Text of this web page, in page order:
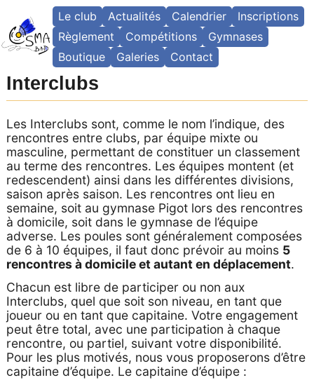
content
Le club Actualités Calendrier
Inscriptions
Règlement
Compétitions
Gymnases
Boutique
Galeries Contact
Interclubs
Les Interclubs sont, comme le nom l’indique, des
rencontres entre clubs, par équipe mixte ou
masculine, permettant de constituer un classement
au terme des rencontres. Les équipes montent (et
redescendent) ainsi dans les différentes divisions,
saison après saison. Les rencontres ont lieu en
semaine, soit au gymnase Pigot lors des rencontres
à domicile, soit dans le gymnase de l’équipe
adverse. Les poules sont généralement composées
de 6 à 10 équipes, il faut donc prévoir au moins 5
rencontres à domicile et autant en déplacement.
Chacun est libre de participer ou non aux
Interclubs, quel que soit son niveau, en tant que
joueur ou en tant que capitaine. Votre engagement
peut être total, avec une participation à chaque
rencontre, ou partiel, suivant votre disponibilité.
Pour les plus motivés, nous vous proposerons d’être
capitaine d’équipe. Le capitaine d’équipe :